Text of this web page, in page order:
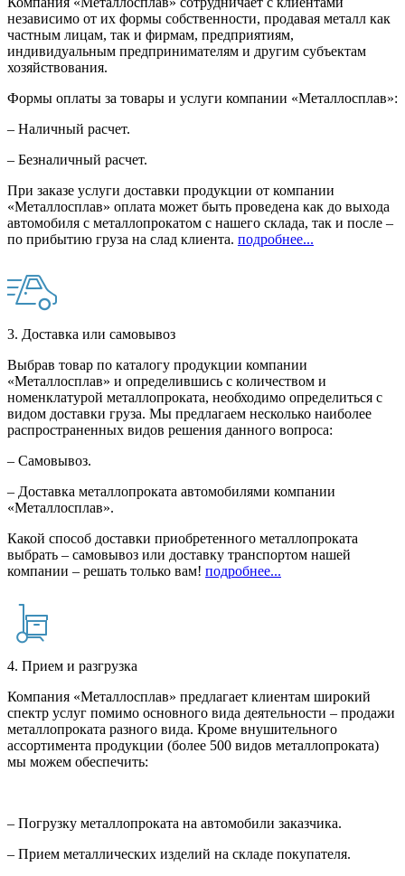
независимо от их формы собственности, продавая металл как
частным лицам, так и фирмам, предприятиям,
индивидуальным предпринимателям и другим субъектам
хозяйствования.
Формы оплаты за товары и услуги компании «Металлосплав»:
– Наличный расчет.
– Безналичный расчет.
При заказе услуги доставки продукции от компании
«Металлосплав» оплата может быть проведена как до выхода
автомобиля с металлопрокатом с нашего склада, так и после –
по прибытию груза на слад клиента. подробнее...
3. Доставка или самовывоз
Выбрав товар по каталогу продукции компании
«Металлосплав» и определившись с количеством и
номенклатурой металлопроката, необходимо определиться с
видом доставки груза. Мы предлагаем несколько наиболее
распространенных видов решения данного вопроса:
– Самовывоз.
– Доставка металлопроката автомобилями компании
«Металлосплав».
Какой способ доставки приобретенного металлопроката
выбрать – самовывоз или доставку транспортом нашей
компании – решать только вам! подробнее...
4. Прием и разгрузка
Компания «Металлосплав» предлагает клиентам широкий
спектр услуг помимо основного вида деятельности – продажи
металлопроката разного вида. Кроме внушительного
ассортимента продукции (более 500 видов металлопроката)
мы можем обеспечить:
– Погрузку металлопроката на автомобили заказчика.
– Прием металлических изделий на складе покупателя.